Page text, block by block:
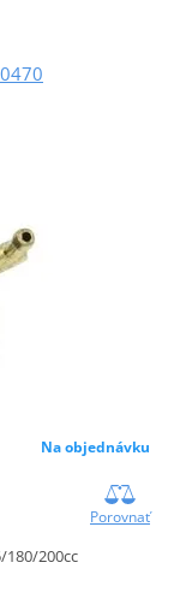
Na objednávku
Porovnať
180/200cc